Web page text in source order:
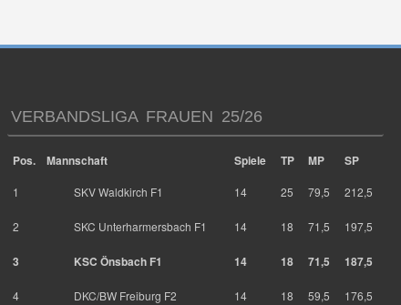
VERBANDSLIGA FRAUEN 25/26
Pos. Mannschaft Spiele TP MP SP
1 SKV Waldkirch F1 14 25 79,5 212,5
2 SKC Unterharmersbach F1 14 18 71,5 197,5
3 KSC Önsbach F1 14 18 71,5 187,5
4 DKC/BW Freiburg F2 14 18 59,5 176,5